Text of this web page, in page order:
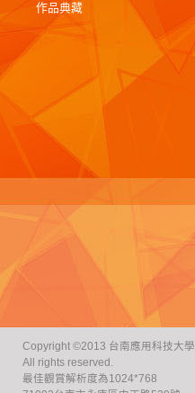
作品典藏
Copyright ©2013 台南應用科技大學
All rights reserved.
最佳觀賞解析度為1024*768